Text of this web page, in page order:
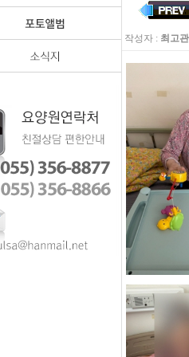
작성자 : 최고